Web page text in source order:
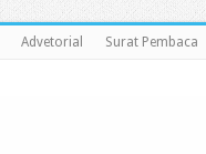
Advetorial Surat Pembaca